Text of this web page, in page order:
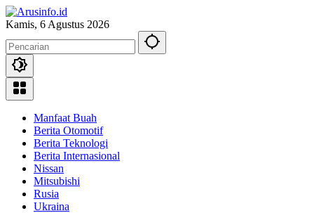
Langsung
ke
Kamis, 6 Agustus 2026
Manfaat Buah
Berita Otomotif
Berita Teknologi
Berita Internasional
Nissan
Mitsubishi
Rusia
Ukraina